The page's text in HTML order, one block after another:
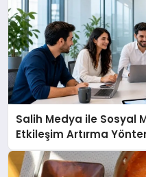
Salih Medya ile Sosyal
Etkileşim Artırma